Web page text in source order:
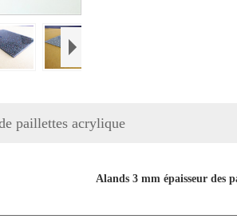
paillettes acrylique
Alands 3 mm épaisseur des